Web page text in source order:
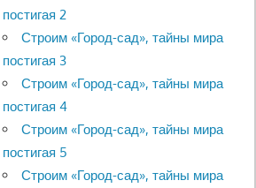
постигая 2
Строим «Город-сад», тайны мира
постигая 3
Строим «Город-сад», тайны мира
постигая 4
Строим «Город-сад», тайны мира
постигая 5
Строим «Город-сад», тайны мира